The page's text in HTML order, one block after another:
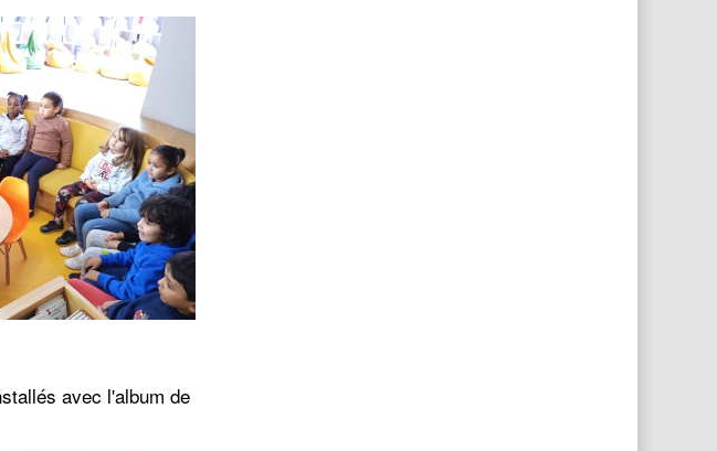
avec l'album de